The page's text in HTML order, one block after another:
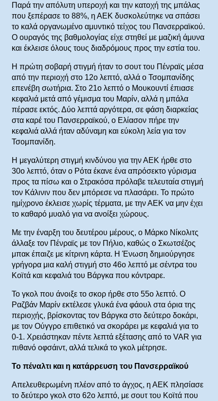
Παρά την απόλυτη υπεροχή και την κατοχή της μπάλας
που ξεπέρασε το 88%, η ΑΕΚ δυσκολεύτηκε να σπάσει
το καλά οργανωμένο αμυντικό τείχος του Πανσερραϊκού.
Ο ουραγός της βαθμολογίας είχε στηθεί με μαζική άμυνα
και έκλεισε όλους τους διαδρόμους προς την εστία του.
Η πρώτη σοβαρή στιγμή ήταν το σουτ του Πένραϊς μέσα
από την περιοχή στο 12ο λεπτό, αλλά ο Τσομπανίδης
επενέβη σωτήρια. Στο 21ο λεπτό ο Μουκουντί έπιασε
κεφαλιά μετά από γέμισμα του Μαρίν, αλλά η μπάλα
πέρασε εκτός. Δύο λεπτά αργότερα, σε φάση διαρκείας
στα καρέ του Πανσερραϊκού, ο Ελίασον πήρε την
κεφαλιά αλλά ήταν αδύναμη και εύκολη λεία για τον
Τσομπανίδη.
Η μεγαλύτερη στιγμή κινδύνου για την ΑΕΚ ήρθε στο
30ο λεπτό, όταν ο Ρότα έκανε ένα απρόσεκτο γύρισμα
προς τα πίσω και ο Στρακόσα πρόλαβε τελευταία στιγμή
τον Κάλινιν που δεν μπόρεσε να πλασάρει. Το πρώτο
ημίχρονο έκλεισε χωρίς τέρματα, με την ΑΕΚ να μην έχει
το καθαρό μυαλό για να ανοίξει χώρους.
Με την έναρξη του δευτέρου μέρους, ο Μάρκο Νίκολιτς
άλλαξε τον Πένραϊς με τον Πήλιο, καθώς ο Σκωτσέζος
μπακ έπαιζε με κίτρινη κάρτα. Η Ένωση δημιούργησε
γρήγορα μια καλή στιγμή στο 46ο λεπτό με σέντρα του
Κοϊτά και κεφαλιά του Βάργκα που κόντραρε.
Το γκολ που άνοιξε το σκορ ήρθε στο 55ο λεπτό. Ο
Ραζβάν Μαρίν εκτέλεσε γλυκά ένα φάουλ στα όρια της
περιοχής, βρίσκοντας τον Βάργκα στο δεύτερο δοκάρι,
με τον Ούγγρο επιθετικό να σκοράρει με κεφαλιά για το
0-1. Χρειάστηκαν πέντε λεπτά εξέτασης από το VAR για
πιθανό οφσάιντ, αλλά τελικά το γκολ μέτρησε.
Το πέναλτι και η κατάρρευση του Πανσερραϊκού
Απελευθερωμένη πλέον από το άγχος, η ΑΕΚ πλησίασε
το δεύτερο γκολ στο 62ο λεπτό, με σουτ του Κοϊτά που